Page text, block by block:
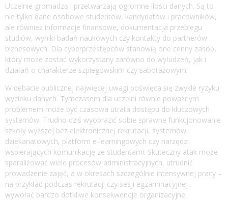
Uczelnie gromadzą i przetwarzają ogromne ilości danych. Są to
nie tylko dane osobowe studentów, kandydatów i pracowników,
ale również informacje finansowe, dokumentacja przebiegu
studiów, wyniki badań naukowych czy kontakty do partnerów
biznesowych. Dla cyberprzestępców stanowią one cenny zasób,
który może zostać wykorzystany zarówno do wyłudzeń, jak i
działań o charakterze szpiegowskim czy sabotażowym.
W debacie publicznej najwięcej uwagi poświęca się zwykle ryzyku
wycieku danych. Tymczasem dla uczelni równie poważnym
problemem może być czasowa utrata dostępu do kluczowych
systemów. Trudno dziś wyobrazić sobie sprawne funkcjonowanie
szkoły wyższej bez elektronicznej rekrutacji, systemów
dziekanatowych, platform e-learningowych czy narzędzi
wspierających komunikację ze studentami. Skuteczny atak może
sparaliżować wiele procesów administracyjnych, utrudnić
prowadzenie zajęć, a w okresach szczególnie intensywnej pracy –
na przykład podczas rekrutacji czy sesji egzaminacyjnej –
wywołać bardzo dotkliwe konsekwencje organizacyjne.